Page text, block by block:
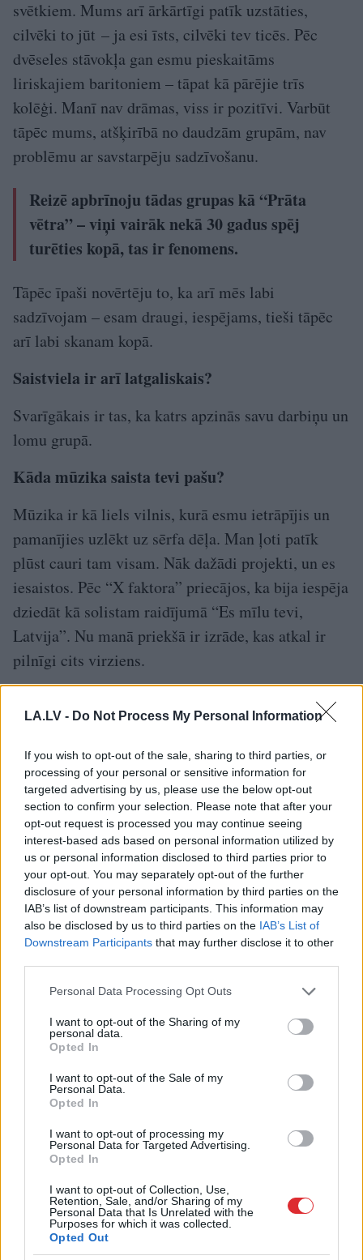
LA.LV - Do Not Process My Personal Information
If you wish to opt-out of the sale, sharing to third parties, or
processing of your personal or sensitive information for
targeted advertising by us, please use the below opt-out
section to confirm your selection. Please note that after your
opt-out request is processed you may continue seeing
interest-based ads based on personal information utilized by
us or personal information disclosed to third parties prior to
your opt-out. You may separately opt-out of the further
disclosure of your personal information by third parties on the
IAB’s list of downstream participants. This information may
also be disclosed by us to third parties on the IAB’s List of
Downstream Participants that may further disclose it to other
Please note that this website/app uses one or more Google
not limited to your visit or usage behaviour. You may click to
grant or deny consent to Google and its third-party tags to
use your data for below specified purposes in below Google
consent section.
Personal Data Processing Opt Outs
I want to opt-out of the Sharing of my
personal data.
Opted In
I want to opt-out of the Sale of my
Personal Data.
Opted In
I want to opt-out of processing my
Personal Data for Targeted Advertising.
Opted In
I want to opt-out of Collection, Use,
Retention, Sale, and/or Sharing of my
Personal Data that Is Unrelated with the
Purposes for which it was collected.
Opted Out
svētkiem. Mums arī ārkārtīgi patīk uzstāties,
cilvēki to jūt – ja esi īsts, cilvēki tev ticēs. Pēc
dvēseles stāvokļa gan esmu pieskaitāms
liriskajiem baritoniem – tāpat kā pārējie trīs
kolēģi. Manī nav drāmas, viss ir pozitīvi. Varbūt
tāpēc mums, atšķirībā no daudzām grupām, nav
problēmu ar savstarpēju sadzīvošanu.
Reizē apbrīnoju tādas grupas kā “Prāta
vētra” – viņi vairāk nekā 30 gadus spēj
turēties kopā, tas ir fenomens.
Tāpēc īpaši novērtēju to, ka arī mēs labi
sadzīvojam – esam draugi, iespējams, tieši tāpēc
arī labi skanam kopā.
Saistviela ir arī latgaliskais?
Svarīgākais ir tas, ka katrs apzinās savu darbiņu un
lomu grupā.
Kāda mūzika saista tevi pašu?
Mūzika ir kā liels vilnis, kurā esmu ietrāpījis un
pamanījies uzlēkt uz sērfa dēļa. Man ļoti patīk
plūst cauri tam visam. Nāk dažādi projekti, un es
iesaistos. Pēc “X faktora” priecājos, ka bija iespēja
dziedāt kā solistam raidījumā “Es mīlu tevi,
Latvija”. Nu manā priekšā ir izrāde, kas atkal ir
pilnīgi cits virziens.
Negribu sev iedot “klapes” uz acīm, ievietot sevi
pietiekami maza, lai viens solists varētu darīt
daudz lietu. Biju patīkami pārsteigts, kad mūzikla
“Agrā rūsa” producents Aigars Dinsbergs uzrunāja
atnākt uz provēm. Tiesa, kad atnācu uz atlasi un
ieraudzīju Jāni Lūsēnu pie klavierēm, tad gan
mazliet sastingu, tik liela cieņa ir pret viņu.
Tāpat arī pret režisori Mariju Bērziņu un manu
skatuves partneri Be­āti Zviedri galvenajā, Elzas,
lomā. Atlasē vajadzēja dziedāt duetā ar Beāti –
tikko bijām sākuši, Jānis Lūsēns nospēlēja dažus
akordus, bet tad pēkšņi pārtrauca, sakot – te viss ir
skaidrs. Biju pamatīgi apjucis, nesaprotot – vai nu
ir brīnišķīga, protams, ir pa savam izaicinājumam.
Piemēram, pirmoreiz dziedāšu madrigālu – duetā
ar Arta Robežnieka spēlēto Ķikuli, mana varoņa
“Agrā rūsa” nav mūsdienu obligātās literatūras
saraksta pirmajās rindās. Kā tu uztver šo
darbu?